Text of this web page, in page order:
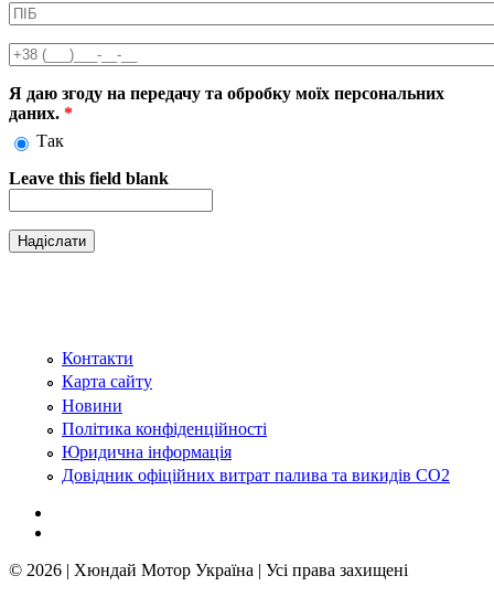
ПІБ
Телефон
Я даю згоду на передачу та обробку моїх персональних
даних. *
Так
Leave this field blank
Контакти
Карта сайту
Новини
Політика конфіденційності
Юридична інформація
Довідник офіційних витрат палива та викидів СО2
© 2026 | Хюндай Мотор Україна | Усі права захищені